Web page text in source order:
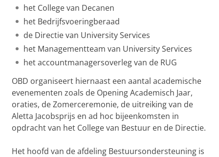
het College van Decanen
het Bedrijfsvoeringberaad
de Directie van University Services
het Managementteam van University Services
het accountmanagersoverleg van de RUG
OBD organiseert hiernaast een aantal academische
evenementen zoals de Opening Academisch Jaar,
oraties, de Zomerceremonie, de uitreiking van de
Aletta Jacobsprijs en ad hoc bijeenkomsten in
opdracht van het College van Bestuur en de Directie.
Het hoofd van de afdeling Bestuursondersteuning is